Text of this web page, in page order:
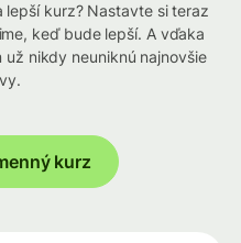
kurz? Nastavte si teraz
keď bude lepší. A vďaka
nikdy neuniknú najnovšie
kurz